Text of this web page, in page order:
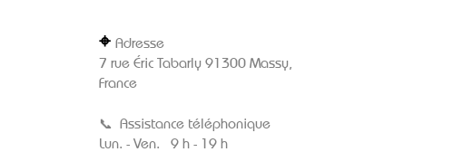
⌖ Adresse
7 rue Éric Tabarly 91300 Massy,
France
📞 Assistance téléphonique
Lun. - Ven. 9 h - 19 h